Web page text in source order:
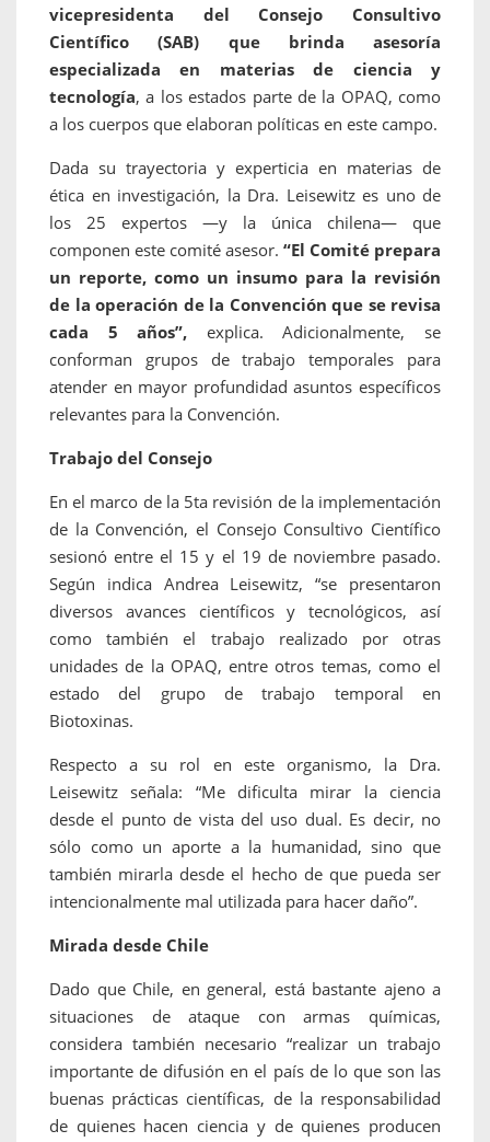
vicepresidenta del Consejo Consultivo
Científico (SAB) que brinda asesoría
especializada en materias de ciencia y
tecnología, a los estados parte de la OPAQ, como
a los cuerpos que elaboran políticas en este campo.
Dada su trayectoria y experticia en materias de
ética en investigación, la Dra. Leisewitz es uno de
los 25 expertos —y la única chilena— que
componen este comité asesor. “El Comité prepara
un reporte, como un insumo para la revisión
de la operación de la Convención que se revisa
cada 5 años”, explica. Adicionalmente, se
conforman grupos de trabajo temporales para
atender en mayor profundidad asuntos específicos
relevantes para la Convención.
Trabajo del Consejo
En el marco de la 5ta revisión de la implementación
de la Convención, el Consejo Consultivo Científico
sesionó entre el 15 y el 19 de noviembre pasado.
Según indica Andrea Leisewitz, “se presentaron
diversos avances científicos y tecnológicos, así
como también el trabajo realizado por otras
unidades de la OPAQ, entre otros temas, como el
estado del grupo de trabajo temporal en
Biotoxinas.
Respecto a su rol en este organismo, la Dra.
Leisewitz señala: “Me dificulta mirar la ciencia
desde el punto de vista del uso dual. Es decir, no
sólo como un aporte a la humanidad, sino que
también mirarla desde el hecho de que pueda ser
intencionalmente mal utilizada para hacer daño”.
Mirada desde Chile
Dado que Chile, en general, está bastante ajeno a
situaciones de ataque con armas químicas,
considera también necesario “realizar un trabajo
importante de difusión en el país de lo que son las
buenas prácticas científicas, de la responsabilidad
de quienes hacen ciencia y de quienes producen